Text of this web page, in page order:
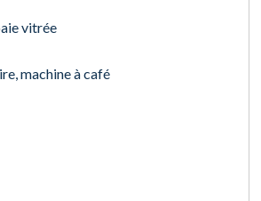
vitrée
machine à café